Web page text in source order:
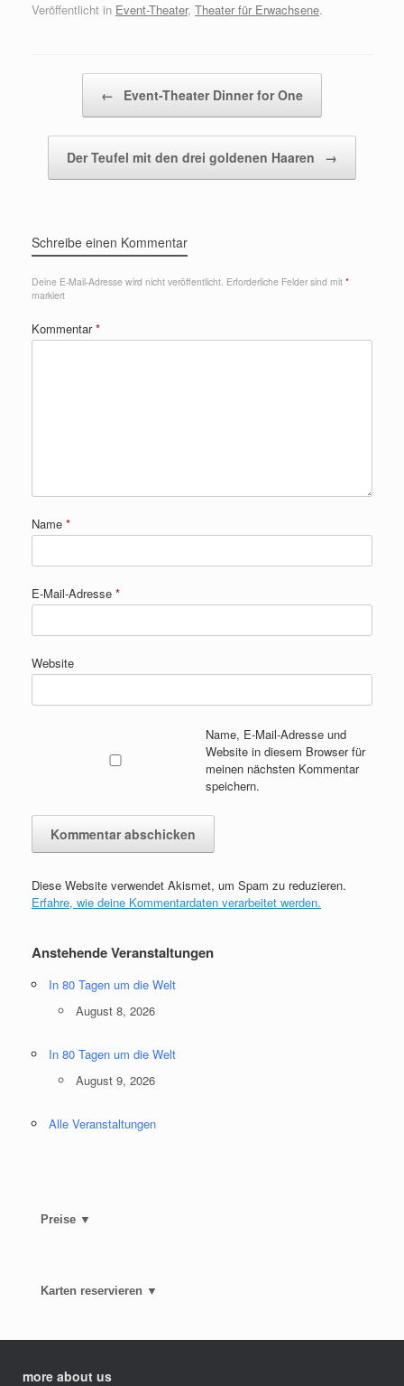
Veröffentlicht in Event-Theater, Theater für Erwachsene.
← Event-Theater Dinner for One
Der Teufel mit den drei goldenen Haaren →
Schreibe einen Kommentar
Deine E-Mail-Adresse wird nicht veröffentlicht. Erforderliche Felder sind mit *
markiert
Kommentar*
Name *
E-Mail-Adresse *
Website
Name, E-Mail-Adresse und
Website in diesem Browser für
meinen nächsten Kommentar
speichern.
Diese Website verwendet Akismet, um Spam zu reduzieren.
Erfahre, wie deine Kommentardaten verarbeitet werden.
Anstehende Veranstaltungen
In 80 Tagen um die Welt
August 8, 2026
In 80 Tagen um die Welt
August 9, 2026
Alle Veranstaltungen
Preise ▼
Karten reservieren ▼
more about us